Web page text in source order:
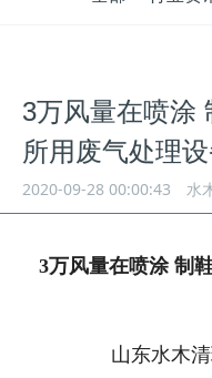
3万风量在喷涂
所用废气处理
2020-09-28 00:00:43 水
3万风量在喷涂 制
山东水木